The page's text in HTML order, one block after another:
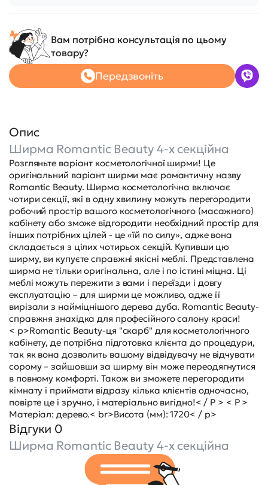
Вам потрібна консультація по цьому
товару?
Передзвоніть
Опис
Ширма Romantic Beauty 4-х секційна
Розгляньте варіант косметологічної ширми! Це
оригінальний варіант ширми має романтичну назву
Romantic Beauty. Ширма косметологічна включає
чотири секції, які в одну хвилину можуть перегородити
робочий простір вашого косметологічного (масажного)
кабінету або зможе відгородити необхідний простір для
інших потрібних цілей - це «їй по силу», адже вона
складається з цілих чотирьох секцій. Купивши цю
ширму, ви купуєте справжні якісні меблі. Представлена
ширма не тільки оригінальна, але і по істині міцна. Ці
меблі можуть пережити з вами і переїзди і довгу
експлуатацію – для ширми це можливо, адже її
вирізали з найміцнішого дерева дуба. Romantic Beauty-
справжня знахідка для професійного салону краси!
< p>Romantic Beauty-ця "скарб" для косметологічного
кабінету, де потрібна підготовка клієнта до процедури,
так як вона дозволить вашому відвідувачу не відчувати
сорому – зайшовши за ширму він може переодягнутися
в повному комфорті. Також ви зможете перегородити
кімнату і приймати відразу кілька клієнтів одночасно,
повірте це і зручно, і матеріально вигідно!< / P > < P >
Матеріал: дерево.< br>Висота (мм): 1720< / p>
Відгуки 0
Ширма Romantic Beauty 4-х секційна